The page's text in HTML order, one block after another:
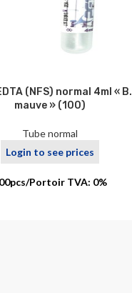
(NFS) normal 4ml « B.
mauve » (100)
Tube normal
Login to see prices
Portoir TVA: 0%